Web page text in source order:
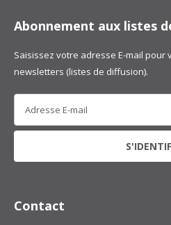
Abonnement aux listes
Saisissez votre adresse E-mail pour
newsletters (listes de diffusion).
Contact